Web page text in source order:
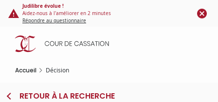
Panneau de gestion des cookies
contenu
principal
Judilibre évolue !
Aidez-nous à l'améliorer en 2 minutes
Répondre au questionnaire
Accueil Décision
RETOUR À LA RECHERCHE